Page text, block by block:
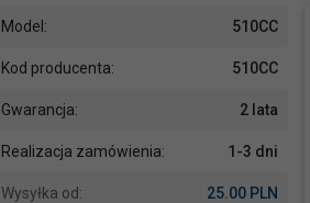
Model: 510CC
Kod producenta: 510CC
Gwarancja: 2 lata
Realizacja zamówienia: 1-3 dni
Wysyłka od: 25.00 PLN